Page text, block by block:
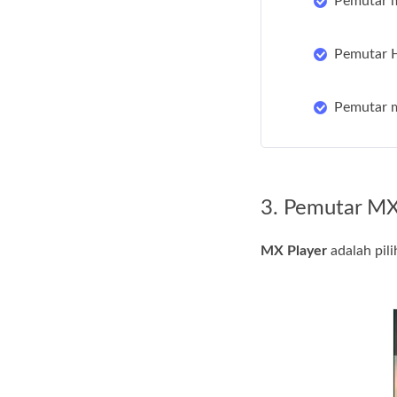
Pemutar
Pemutar
3. Pemutar
MX Player adalah